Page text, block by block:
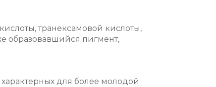
транексамовой кислоты,
образовавшийся пигмент,
для более молодой